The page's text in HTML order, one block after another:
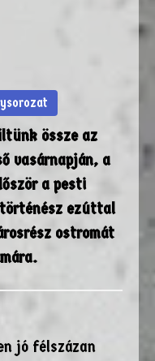
össze az
vasárnapján, a
a pesti
történész ezúttal
ostromát
jó félszázan